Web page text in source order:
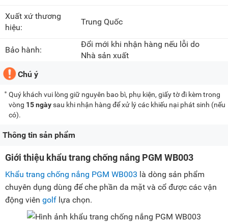
Xuất xứ thương
hiệu:
Trung Quốc
Bảo hành:
Đổi mới khi nhận hàng nếu lỗi do
Nhà sản xuất
Chú ý
Quý khách vui lòng giữ nguyên bao bì, phụ kiện, giấy tờ đi kèm trong
vòng 15 ngàysau khi nhận hàng để xử lý các khiếu nại phát sinh (nếu
có).
Thông tin sản phẩm
Giới thiệu khẩu trang chống nắng PGM WB003
Khẩu trang chống nắng PGM WB003 là dòng sản phẩm
chuyên dụng dùng để che phần da mặt và cổ được các vận
động viên golf lựa chọn.